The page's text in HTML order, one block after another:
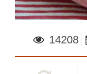
14208